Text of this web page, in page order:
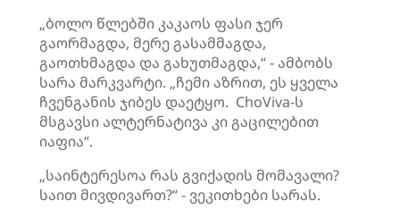
„ბოლო წლებში კაკაოს ფასი ჯერ
გაორმაგდა, მერე გასამმაგდა,
გაოთხმაგდა და გახუთმაგდა,“ - ამბობს
სარა მარკვარტი. „ჩემი აზრით, ეს ყველა
ჩვენგანის ჯიბეს დაეტყო. ChoViva-ს
მსგავსი ალტერნატივა კი გაცილებით
იაფია“.
„საინტერესოა რას გვიქადის მომავალი?
საით მივდივართ?“ - ვეკითხები სარას.